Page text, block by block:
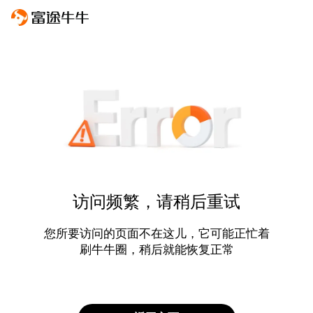
访问频繁，请稍后重试
您所要访问的页面不在这儿，它可能正忙着
刷牛牛圈，稍后就能恢复正常